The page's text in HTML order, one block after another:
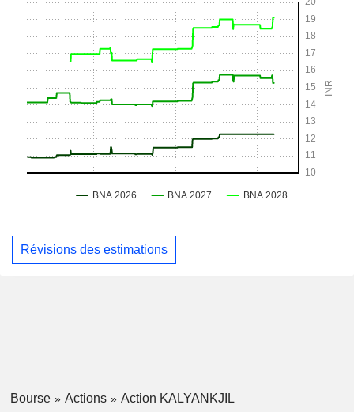
Révisions des estimations
Bourse Actions Action KALYANKJIL